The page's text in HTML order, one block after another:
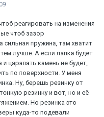
реагировать на изменения
чтоб зазор
сильная пружина, там хватит
лучше. А если лапка будет
царапать камень не будет,
по поверхности. У меня
Ну, берешь резинку от
резинку и вот, но и её
Но резинка это
куда-то подевали